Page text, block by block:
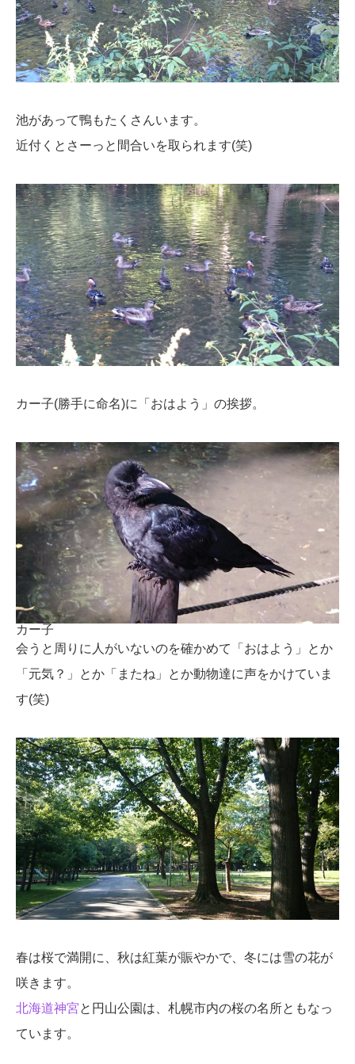
池があって鴨もたくさんいます。
近付くとさーっと間合いを取られます(笑)
カー子(勝手に命名)に「おはよう」の挨拶。
カー子
会うと周りに人がいないのを確かめて「おはよう」とか
「元気？」とか「またね」とか動物達に声をかけていま
す(笑)
春は桜で満開に、秋は紅葉が賑やかで、冬には雪の花が
咲きます。
北海道神宮と円山公園は、札幌市内の桜の名所ともなっ
ています。